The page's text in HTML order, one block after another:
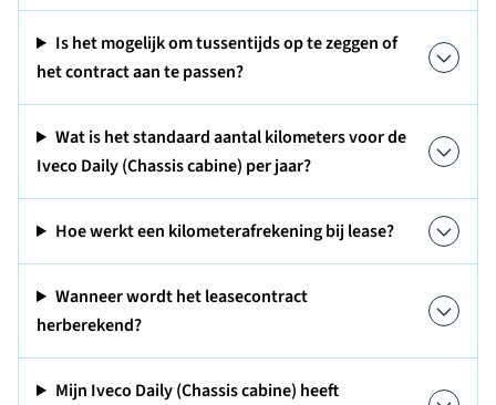
Is het mogelijk om tussentijds op te zeggen of
het contract aan te passen?
Wat is het standaard aantal kilometers voor de
Iveco Daily (Chassis cabine) per jaar?
Hoe werkt een kilometerafrekening bij lease?
Wanneer wordt het leasecontract
herberekend?
Mijn Iveco Daily (Chassis cabine) heeft